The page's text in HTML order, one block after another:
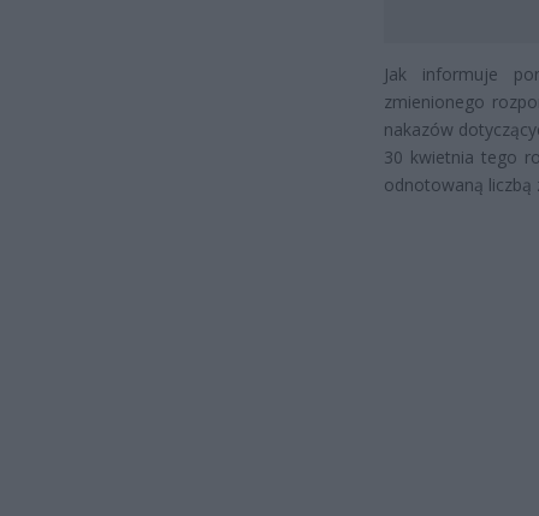
Jak informuje
zmienionego
nakazów
30 kwietnia tego
odnotowaną liczbą